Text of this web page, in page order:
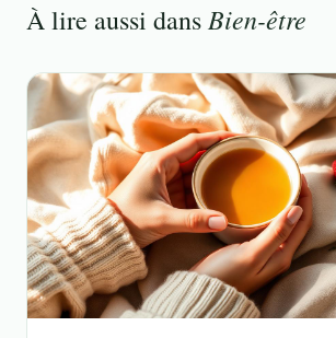
À lire aussi dans Bien-être